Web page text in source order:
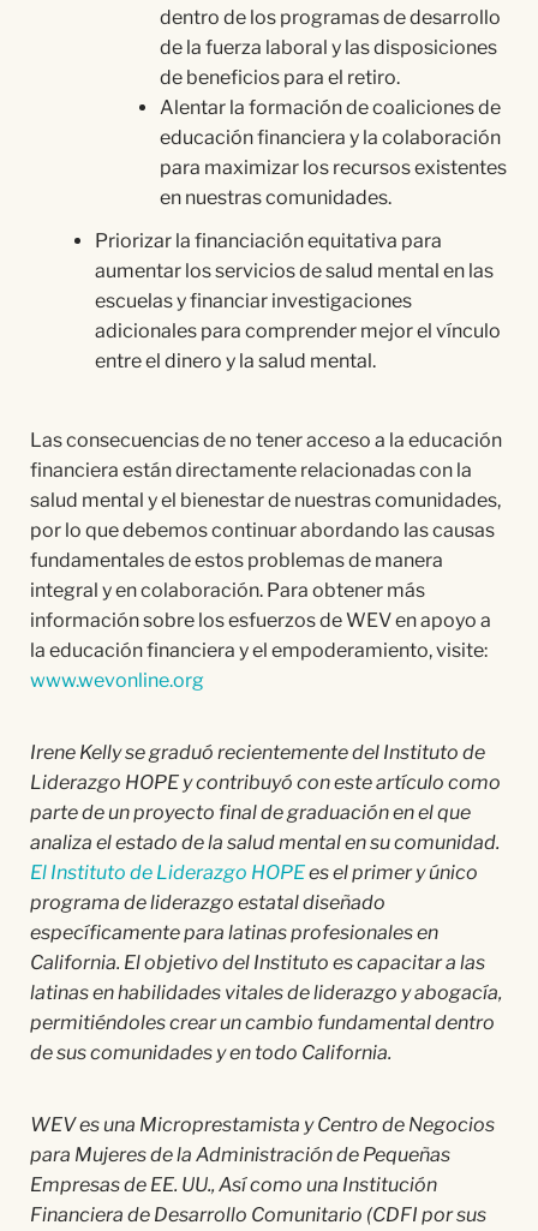
dentro de los programas de desarrollo
de la fuerza laboral y las disposiciones
de beneficios para el retiro.
Alentar la formación de coaliciones de
educación financiera y la colaboración
para maximizar los recursos existentes
en nuestras comunidades.
Priorizar la financiación equitativa para
aumentar los servicios de salud mental en las
escuelas y financiar investigaciones
adicionales para comprender mejor el vínculo
entre el dinero y la salud mental.
Las consecuencias de no tener acceso a la educación
financiera están directamente relacionadas con la
salud mental y el bienestar de nuestras comunidades,
por lo que debemos continuar abordando las causas
fundamentales de estos problemas de manera
integral y en colaboración. Para obtener más
información sobre los esfuerzos de WEV en apoyo a
la educación financiera y el empoderamiento, visite:
www.wevonline.org
Irene Kelly se graduó recientemente del Instituto de
Liderazgo HOPE y contribuyó con este artículo como
parte de un proyecto final de graduación en el que
analiza el estado de la salud mental en su comunidad.
El Instituto de Liderazgo HOPEes el primer y único
programa de liderazgo estatal diseñado
específicamente para latinas profesionales en
California. El objetivo del Instituto es capacitar a las
latinas en habilidades vitales de liderazgo y abogacía,
permitiéndoles crear un cambio fundamental dentro
de sus comunidades y en todo California.
WEV es una Microprestamista y Centro de Negocios
para Mujeres de la Administración de Pequeñas
Empresas de EE. UU., Así como una Institución
Financiera de Desarrollo Comunitario (CDFI por sus